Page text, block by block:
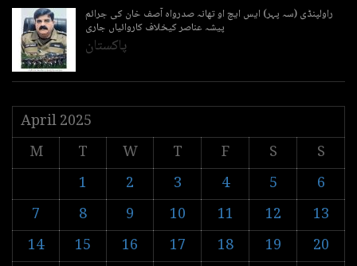
راولپنڈی (سہ پہر) ایس ایچ او تھانہ صدرواہ آصف خان کی جرائم
پیشہ عناصر کیخلاف کاروائیاں جاری
پاکستان
April 2025
M
T W T F S
S
1
2 3 4 5
6
7
8 9 10 11 12
13
14
15 16 17 18 19
20